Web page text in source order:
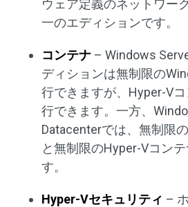
ウェア定義のネットワー
一のエディションです。
コンテナ – Windows
ディションは無制限の
行できますが、Hyper-V
行できます。一方、
Datacenterでは、無制限
と無制限のHyper-Vコン
す。
Hyper-Vセキュリティ –